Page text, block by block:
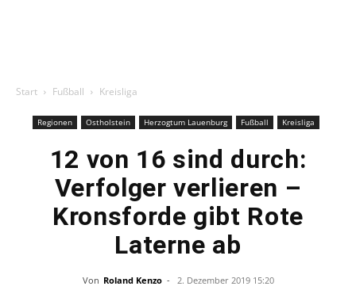
Start Fußball Kreisliga
Regionen Ostholstein Herzogtum Lauenburg Fußball Kreisliga
12 von 16 sind durch:
Verfolger verlieren –
Kronsforde gibt Rote
Laterne ab
Von Roland Kenzo - 2. Dezember 2019 15:20